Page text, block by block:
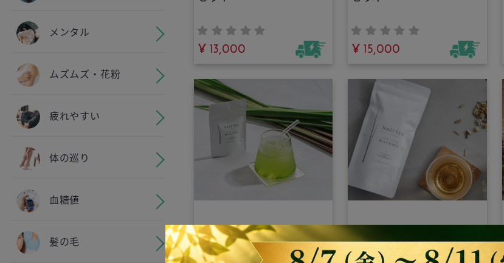
メンタル
ムズムズ・花粉
疲れやすい
体の巡り
血糖値
髪の毛
¥ 13,000 ¥ 15,000
【粉末真菰（マコモパウ
ダー）10g＋IN YOU
【焙煎真菰茶25g＋IN
YOU MARKET限定ギフト